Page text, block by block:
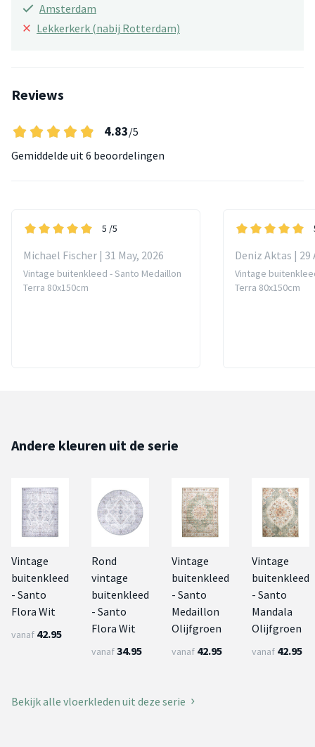
Amsterdam
× Lekkerkerk (nabij Rotterdam)
Reviews
4.83/5
Gemiddelde uit 6 beoordelingen
5 /5
Michael Fischer | 31 May, 2026
Vintage buitenkleed - Santo Medaillon
Terra 80x150cm
Deniz Aktas | 29
Vintage
Terra 80x150cm
Andere kleuren uit de serie
Vintage
buitenkleed
- Santo
Flora Wit
vanaf 42.95
Rond
vintage
buitenkleed
- Santo
Flora Wit
vanaf34.95
Vintage
buitenkleed
- Santo
Medaillon
Olijfgroen
vanaf 42.95
Vintage
buitenkleed
- Santo
Mandala
Olijfgroen
vanaf 42.95
Bekijk alle vloerkleden uit deze serie